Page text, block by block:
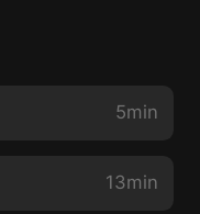
5min
13min